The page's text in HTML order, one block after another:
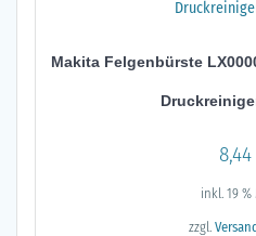
Makita Felgenbürste
8,44
inkl. 19 %
zzgl.